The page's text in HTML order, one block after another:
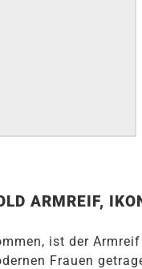
ARMREIF,
ist der
Frauen